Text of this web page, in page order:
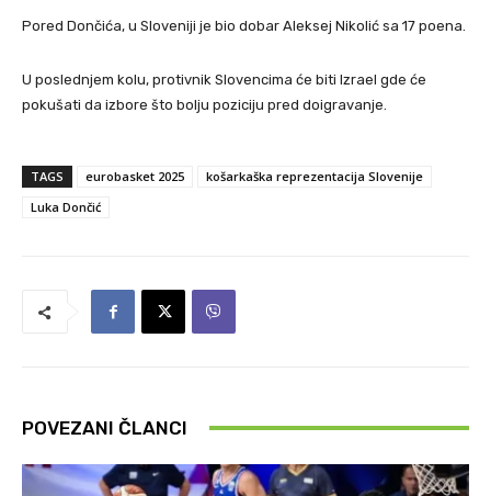
Pored Dončića, u Sloveniji je bio dobar Aleksej Nikolić sa 17 poena.
U poslednjem kolu, protivnik Slovencima će biti Izrael gde će
pokušati da izbore što bolju poziciju pred doigravanje.
TAGS eurobasket 2025
košarkaška reprezentacija Slovenije
Luka Dončić
POVEZANI ČLANCI